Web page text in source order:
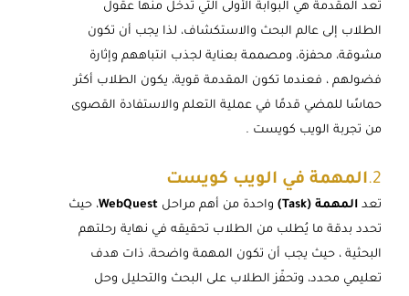
تعد المقدمة هي البوابة الأولى التي تدخل منها عقول
الطلاب إلى عالم البحث والاستكشاف، لذا يجب أن تكون
مشوقة، محفزة، ومصممة بعناية لجذب انتباههم وإثارة
فضولهم ، فعندما تكون المقدمة قوية، يكون الطلاب أكثر
حماسًا للمضي قدمًا في عملية التعلم والاستفادة القصوى
من تجربة الويب كويست .
2. المهمة في الويب كويست
تعد المهمة (Task) واحدة من أهم مراحل WebQuest، حيث
تحدد بدقة ما يُطلب من الطلاب تحقيقه في نهاية رحلتهم
البحثية ، حيث يجب أن تكون المهمة واضحة، ذات هدف
تعليمي محدد، وتحفّز الطلاب على البحث والتحليل وحل